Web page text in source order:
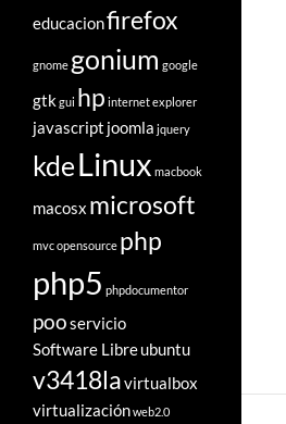
educacionfirefox
gnome gonium google
gtkgui hp internet explorer
javascript joomla jquery
kdeLinux macbook
macosx microsoft
mvcopensource php
php5 phpdocumentor
pooservicio
Software Libreubuntu
v3418lavirtualbox
virtualizaciónweb2.0